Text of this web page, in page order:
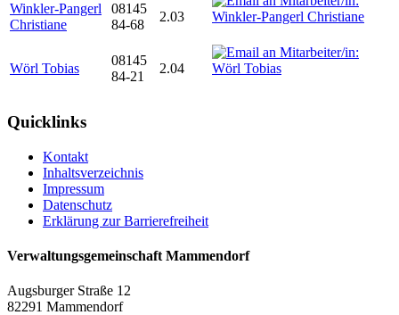
Winkler-Pangerl
Christiane
08145
84-68
2.03
Wörl Tobias
08145
84-21
2.04
Quicklinks
Kontakt
Inhaltsverzeichnis
Impressum
Datenschutz
Erklärung zur Barrierefreiheit
Verwaltungsgemeinschaft Mammendorf
Augsburger Straße 12
82291 Mammendorf